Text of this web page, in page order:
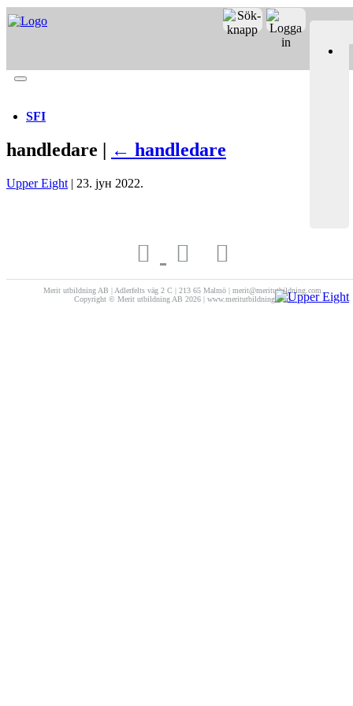
Fronter
SFI
handledare | ← handledare
Upper Eight | 23. јун 2022.
Merit utbildning AB | Adlerfelts väg 2 C | 213 65 Malmö | merit@meritutbildning.com
Copyright © Merit utbildning AB 2026 | www.meritutbildning.com